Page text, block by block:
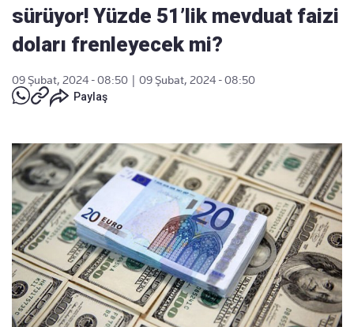
sürüyor! Yüzde 51’lik mevduat faizi
doları frenleyecek mi?
09 Şubat, 2024 - 08:50
09 Şubat, 2024 - 08:50
Paylaş